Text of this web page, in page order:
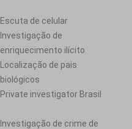
Escuta de celular
Investigação de
enriquecimento ilícito
Localização de pais
biológicos
Private investigator Brasil
Investigação de crime de